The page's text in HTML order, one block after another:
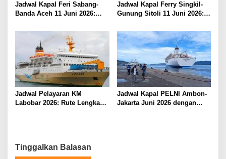
Jadwal Kapal Feri Sabang-
Banda Aceh 11 Juni 2026:
Penumpang dan Pengemudi
Jadwal Kapal Ferry Singkil-
Gunung Sitoli 11 Juni 2026:
Lengkap
Jadwal Pelayaran KM
Labobar 2026: Rute Lengkap
Jadwal Kapal PELNI Ambon-
Jakarta Juni 2026 dengan
Tinggalkan Balasan